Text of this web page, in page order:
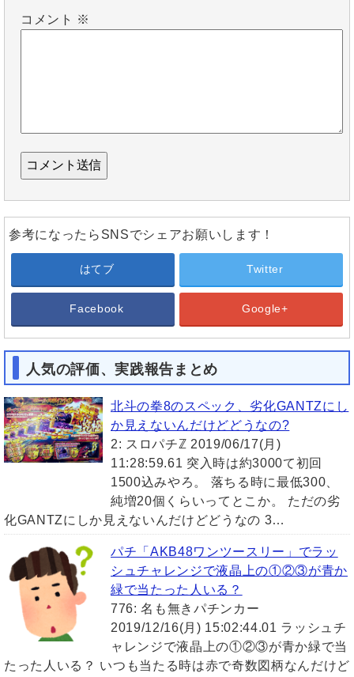
コメント ※
参考になったらSNSでシェアお願いします！
はてブ Twitter
Facebook Google+
人気の評価、実践報告まとめ
北斗の拳8のスペック、劣化GANTZにし
か見えないんだけどどうなの?
2: スロパチℤ 2019/06/17(月)
11:28:59.61 突入時は約3000て初回
1500込みやろ。 落ちる時に最低300、
純増20個くらいってとこか。 ただの劣
化GANTZにしか見えないんだけどどうなの 3…
パチ「AKB48ワンツースリー」でラッ
シュチャレンジで液晶上の①②③が青か
緑で当たった人いる？
776: 名も無きパチンカー
2019/12/16(月) 15:02:44.01 ラッシュチ
ャレンジで液晶上の①②③が青か緑で当
たった人いる？ いつも当たる時は赤で奇数図柄なんだけど